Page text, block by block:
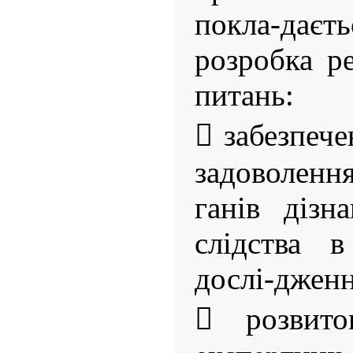
покла-
розробка
питань:

ганів
слідства
дослі-
